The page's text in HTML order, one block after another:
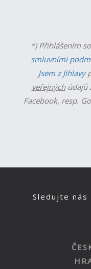
*) Přihlášením
smluvními
Jsem z Jihlavy
veřejnýchúdajů
Facebook, resp.
Sledujte nás